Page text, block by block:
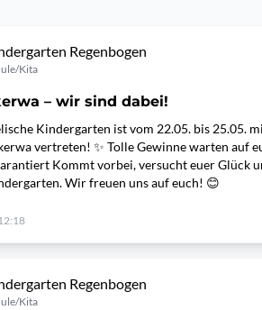
Regenbogen
Kita
– wir sind dabei!
Kindergarten ist vom 22.05. bis 25.05.
vertreten! ✨ Tolle Gewinne warten auf
Kommt vorbei, versucht euer Glück
Wir freuen uns auf euch! 😊
Regenbogen
Kita